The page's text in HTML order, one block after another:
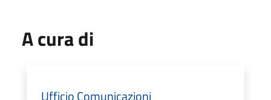
A cura di
Ufficio Comunicazioni